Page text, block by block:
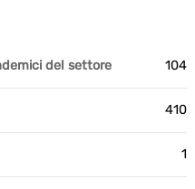
del settore 104
410
1